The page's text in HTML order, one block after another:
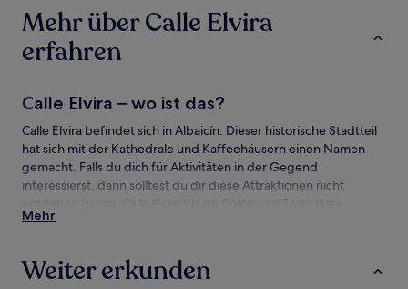
sich
ändern.
können
gelten.
Mehr über Calle Elvira
erfahren
Calle Elvira – wo ist das?
Calle Elvira befindet sich in Albaicín. Dieser historische Stadtteil
hat sich mit der Kathedrale und Kaffeehäusern einen Namen
gemacht. Falls du dich für Aktivitäten in der Gegend
interessierst, dann solltest du dir diese Attraktionen nicht
Calle Elvira
Mehr
Weiter erkunden